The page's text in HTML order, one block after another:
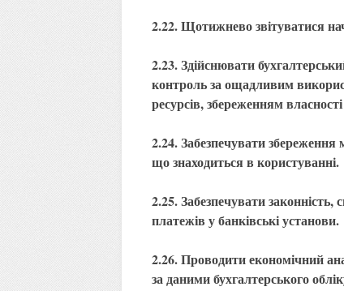
2.22. Щотижнево звітуватися
2.23. Здійснювати
контроль за ощадливим
ресурсів, збереженням
2.24. Забезпечувати збереження
що знаходиться в користуванні.
2.25. Забезпечувати законність,
платежів у банківські установи.
2.26. Проводити економічний
за даними бухгалтерського